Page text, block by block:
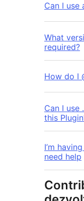
Can I use
What
required?
How do I
Can I use
this
I’m
need help